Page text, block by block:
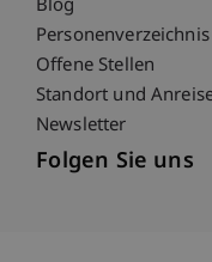
Blog
Personenverzeichnis
Offene Stellen
Standort und
Newsletter
Folgen Sie uns